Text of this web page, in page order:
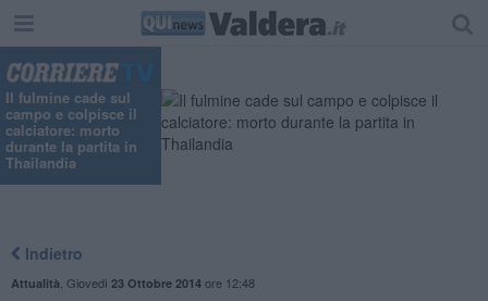
Il fulmine cade sul
campo e colpisce il
calciatore: morto
durante la partita in
Thailandia
Indietro
Attualità Giovedì 23 Ottobre 2014ore 12:48